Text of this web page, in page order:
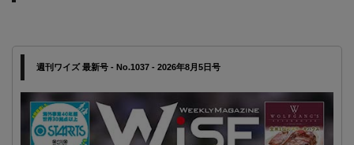
週刊ワイズ 最新号 - No.1037 - 2026年8月5日号